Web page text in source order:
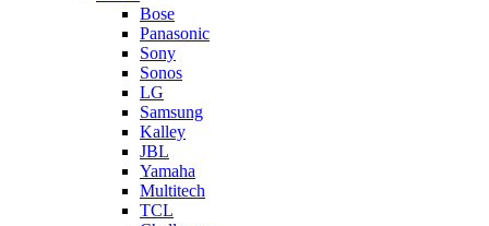
Bose
Panasonic
Sony
Sonos
LG
Samsung
Kalley
JBL
Yamaha
Multitech
TCL